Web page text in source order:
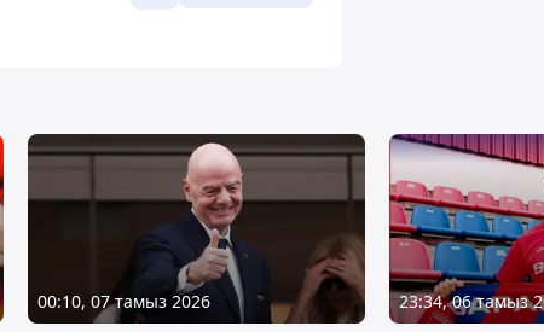
00:10, 07 тамыз 2026 23:34, 06 тамыз